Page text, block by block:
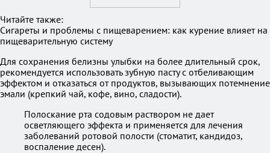
Читайте также:
Сигареты и проблемы с пищеварением: как курение влияет на
пищеварительную систему
Для сохранения белизны улыбки на более длительный срок,
рекомендуется использовать зубную пасту с отбеливающим
эффектом и отказаться от продуктов, вызывающих потемнение
эмали (крепкий чай, кофе, вино, сладости).
Полоскание рта содовым раствором не дает
осветляющего эффекта и применяется для лечения
заболеваний ротовой полости (стоматит, кандидоз,
воспаление десен).